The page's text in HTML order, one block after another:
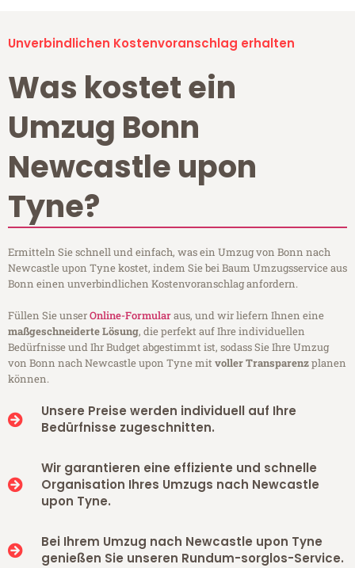
Unverbindlichen Kostenvoranschlag erhalten
Was kostet ein
Umzug Bonn
Newcastle upon
Tyne?
Ermitteln Sie schnell und einfach, was ein Umzug von Bonn nach
Newcastle upon Tyne kostet, indem Sie bei Baum Umzugsservice aus
Bonn einen unverbindlichen Kostenvoranschlag anfordern.
Füllen Sie unserOnline-Formularaus, und wir liefern Ihnen eine
maßgeschneiderte Lösung, die perfekt auf Ihre individuellen
Bedürfnisse und Ihr Budget abgestimmt ist, sodass Sie Ihre Umzug
von Bonn nach Newcastle upon Tyne mitvoller Transparenzplanen
können.
Unsere Preise werden individuell auf Ihre
Bedürfnisse zugeschnitten.
Wir garantieren eine effiziente und schnelle
Organisation Ihres Umzugs nach Newcastle
upon Tyne.
Bei Ihrem Umzug nach Newcastle upon Tyne
genießen Sie unseren Rundum-sorglos-Service.